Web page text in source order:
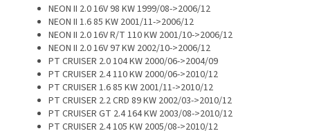
NEON II 2.0 16V 98 KW 1999/08->2006/12
NEON II 1.6 85 KW 2001/11->2006/12
NEON II 2.0 16V R/T 110 KW 2001/10->2006/12
NEON II 2.0 16V 97 KW 2002/10->2006/12
PT CRUISER 2.0 104 KW 2000/06->2004/09
PT CRUISER 2.4 110 KW 2000/06->2010/12
PT CRUISER 1.6 85 KW 2001/11->2010/12
PT CRUISER 2.2 CRD 89 KW 2002/03->2010/12
PT CRUISER GT 2.4 164 KW 2003/08->2010/12
PT CRUISER 2.4 105 KW 2005/08->2010/12